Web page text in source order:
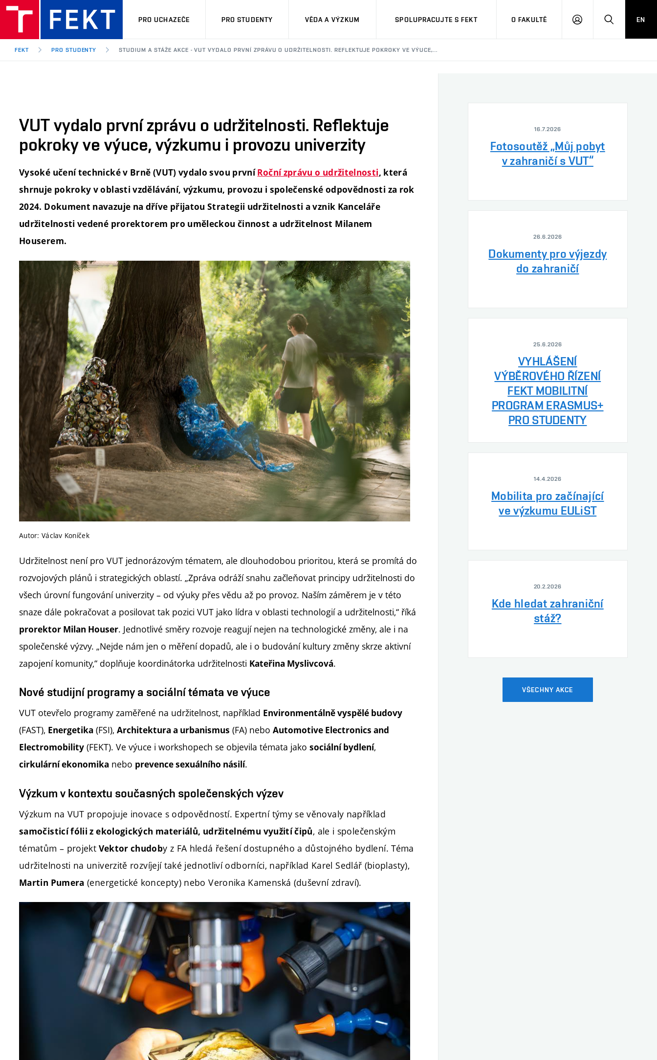
PRO UCHAZEČE PRO STUDENTY VĚDA A VÝZKUM SPOLUPRACUJTE S FEKT O FAKULTĚ
PŘIHLÁSITHLEDAT
EN
FEKT PRO STUDENTY STUDIUM A STÁŽE AKCE - VUT VYDALO PRVNÍ ZPRÁVU O UDRŽITELNOSTI. REFLEKTUJE POKROKY VE VÝUCE,…
VUT vydalo první zprávu o udržitelnosti. Reflektuje
pokroky ve výuce, výzkumu i provozu univerzity
Vysoké učení technické v Brně (VUT) vydalo svou první Roční zprávu o udržitelnosti, která
shrnuje pokroky v oblasti vzdělávání, výzkumu, provozu i společenské odpovědnosti za rok
2024. Dokument navazuje na dříve přijatou Strategii udržitelnosti a vznik Kanceláře
udržitelnosti vedené prorektorem pro uměleckou činnost a udržitelnost Milanem
Houserem.
Autor: Václav Koníček
Udržitelnost není pro VUT jednorázovým tématem, ale dlouhodobou prioritou, která se promítá do
rozvojových plánů i strategických oblastí. „Zpráva odráží snahu začleňovat principy udržitelnosti do
všech úrovní fungování univerzity – od výuky přes vědu až po provoz. Naším záměrem je v této
snaze dále pokračovat a posilovat tak pozici VUT jako lídra v oblasti technologií a udržitelnosti,“ říká
prorektor Milan Houser. Jednotlivé směry rozvoje reagují nejen na technologické změny, ale i na
společenské výzvy. „Nejde nám jen o měření dopadů, ale i o budování kultury změny skrze aktivní
zapojení komunity,“ doplňuje koordinátorka udržitelnosti Kateřina Myslivcová.
Nové studijní programy a sociální témata ve výuce
VUT otevřelo programy zaměřené na udržitelnost, například Environmentálně vyspělé budovy
(FAST), Energetika (FSI), Architektura a urbanismus (FA) nebo Automotive Electronics and
Electromobility (FEKT). Ve výuce i workshopech se objevila témata jako sociální bydlení,
cirkulární ekonomika nebo prevence sexuálního násilí.
Výzkum v kontextu současných společenských výzev
Výzkum na VUT propojuje inovace s odpovědností. Expertní týmy se věnovaly například
samočisticí fólii z ekologických materiálů, udržitelnému využití čipů, ale i společenským
tématům – projekt Vektor chudoby z FA hledá řešení dostupného a důstojného bydlení. Téma
udržitelnosti na univerzitě rozvíjejí také jednotliví odborníci, například Karel Sedlář (bioplasty),
Martin Pumera (energetické koncepty) nebo Veronika Kamenská (duševní zdraví).
16.7.2026
Fotosoutěž „Můj pobyt
v zahraničí s VUT“
26.6.2026
Dokumenty pro výjezdy
do zahraničí
25.6.2026
VYHLÁŠENÍ
VÝBĚROVÉHO ŘÍZENÍ
FEKT MOBILITNÍ
PROGRAM ERASMUS+
PRO STUDENTY
14.4.2026
Mobilita pro začínající
ve výzkumu EULiST
20.2.2026
Kde hledat zahraniční
stáž?
VŠECHNY AKCE